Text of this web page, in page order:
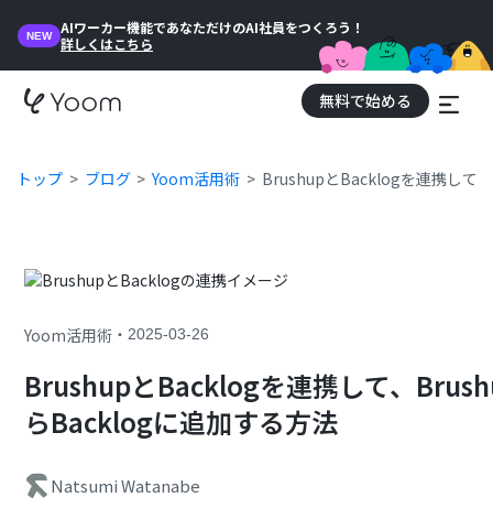
NEW
AIワーカー機能であなただけのAI社員をつくろう！
詳しくはこちら
無料で始める
トップ ブログ Yoom活用術 BrushupとBacklogを連携して
Yoom活用術 ・2025-03-26
BrushupとBacklogを連携して、
らBacklogに追加する方法
Natsumi Watanabe